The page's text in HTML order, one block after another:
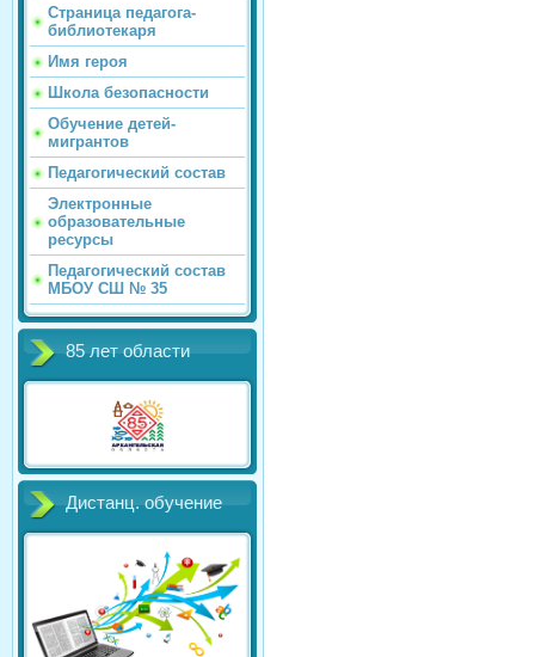
Страница педагога-
библиотекаря
Имя героя
Школа безопасности
Обучение детей-
мигрантов
Педагогический состав
Электронные
образовательные
ресурсы
Педагогический состав
МБОУ СШ № 35
85 лет области
Дистанц. обучение